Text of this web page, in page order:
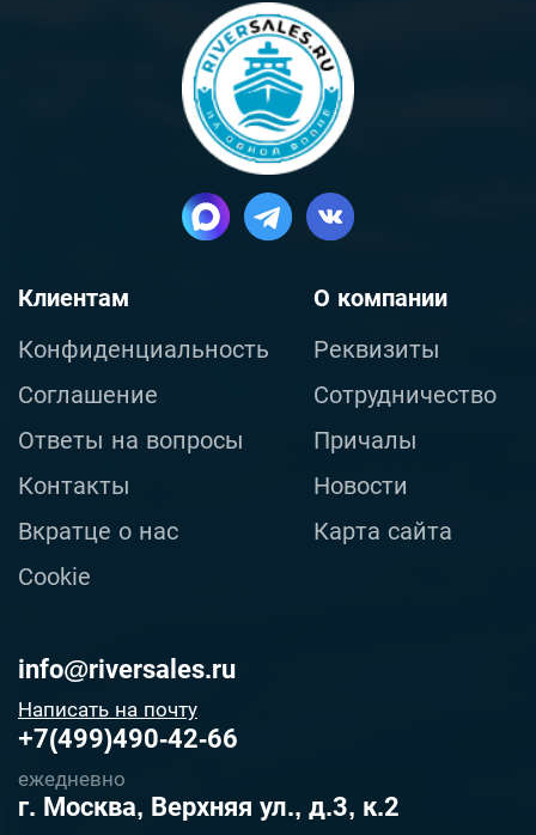
Клиентам
Конфиденциальность
Соглашение
Ответы на вопросы
Контакты
Вкратце о нас
Cookie
О компании
Реквизиты
Сотрудничество
Причалы
Новости
Карта сайта
info@riversales.ru
Написать на почту
+7(499)490-42-66
ежедневно
г. Москва, Верхняя ул., д.3, к.2